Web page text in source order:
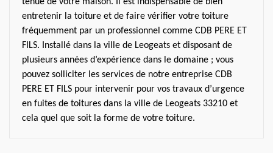
entretenir la toiture et de faire vérifier votre toiture
fréquemment par un professionnel comme CDB PERE ET
FILS. Installé dans la ville de Leogeats et disposant de
plusieurs années d’expérience dans le domaine ; vous
pouvez solliciter les services de notre entreprise CDB
PERE ET FILS pour intervenir pour vos travaux d’urgence
en fuites de toitures dans la ville de Leogeats 33210 et
cela quel que soit la forme de votre toiture.